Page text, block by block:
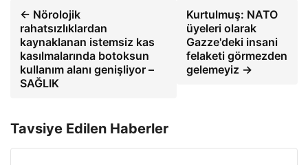
← Nörolojik
rahatsızlıklardan
kaynaklanan istemsiz kas
kasılmalarında botoksun
kullanım alanı genişliyor –
SAĞLIK
Kurtulmuş: NATO
üyeleri olarak
Gazze'deki insani
felaketi görmezden
gelemeyiz →
Tavsiye Edilen Haberler